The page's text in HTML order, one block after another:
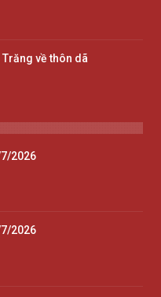
về thôn dã
2026
2026